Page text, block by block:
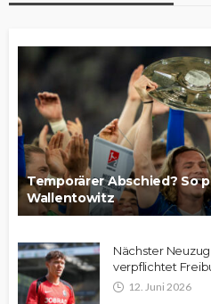
Temporärer Abschied? So
Wallentowitz
Nächster
verpflichtet
12. Juni 2026